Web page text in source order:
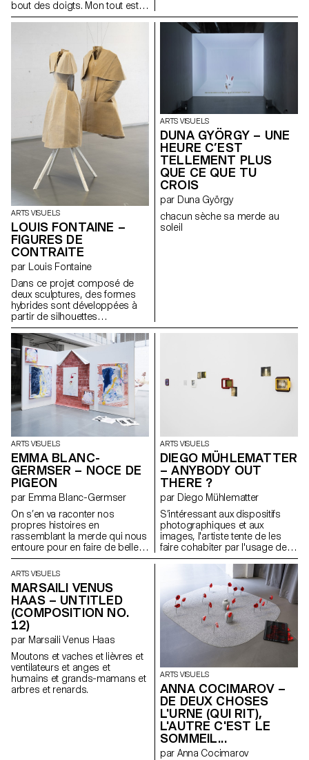
bout des doigts. Mon tout est
modeste et nourricière,
ARTS VISUELS
LOUIS FONTAINE –
FIGURES DE
CONTRAITE
par Louis Fontaine
Dans ce projet composé de
deux sculptures, des formes
hybrides sont développées à
partir de silhouettes
empruntées aux robes à panier,
aux armures médiévales, aux
vêtements liturgiques et aux
tenues de pompiers japonais
féodaux. L’ensemble explore la
notion d’apparat et sa relation
évolutive au corps, en abordant
les thèmes de l’identité, du
rituel et de la contrainte. Une
tension dynamique entre
protection et rigidité s’en
dégage. Influencées par la
richesse tactile d’Olga de
Amaral et les innovations
textiles sculpturales de Jeanne
Vicérial, les sculptures habitent
un espace liminaire où le
corps, la structure et le récit
convergent.
ARTS VISUELS
DUNA GYÖRGY – UNE
HEURE C’EST
TELLEMENT PLUS
QUE CE QUE TU
CROIS
par Duna György
chacun sèche sa merde au
soleil
ARTS VISUELS
EMMA BLANC-
GERMSER – NOCE DE
PIGEON
par Emma Blanc-Germser
On s’en va raconter nos
propres histoires en
rassemblant la merde qui nous
entoure pour en faire de belles
structures tout en dégradant
des nuances de bruns, beige,
noir, ocre, kaki, qu’elle peut
nous offrir. Parce que quand les
larmes ne sortent plus, tout finit
de sortir par les fesses. Et on a
plus rien d’autre à faire que de
partir à la quête de l’amour.
ARTS VISUELS
DIEGO MÜHLEMATTER
– ANYBODY OUT
THERE ?
par Diego Mühlematter
S’intéressant aux dispositifs
photographiques et aux
images, l'artiste tente de les
faire cohabiter par l'usage de
dos de chambre
photographique comme
fenêtres. Il explore la zone grise
qui se trouve à l’intérieur de
l’appareil et tente de
cartographier cette errance.
ARTS VISUELS
MARSAILI VENUS
HAAS – UNTITLED
(COMPOSITION NO.
12)
par Marsaili Venus Haas
Moutons et vaches et lièvres et
ventilateurs et anges et
humains et grands-mamans et
arbres et renards.
ARTS VISUELS
ANNA COCIMAROV –
DE DEUX CHOSES
L'URNE (QUI RIT),
L'AUTRE C'EST LE
SOMMEIL...
par Anna Cocimarov